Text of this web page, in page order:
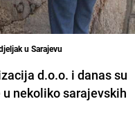
u Sarajevu
d.o.o. i danas su
nekoliko sarajevskih